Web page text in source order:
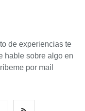
de experiencias te
hable sobre algo en
por mail